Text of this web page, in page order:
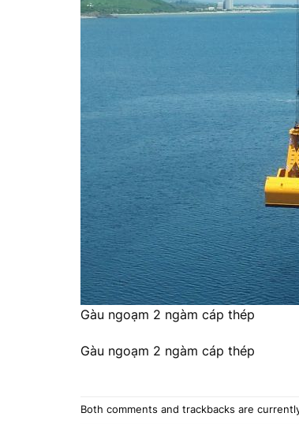
Gàu ngoạm 2 ngàm cáp thép
Gàu ngoạm 2 ngàm cáp thép
Both comments and trackbacks are